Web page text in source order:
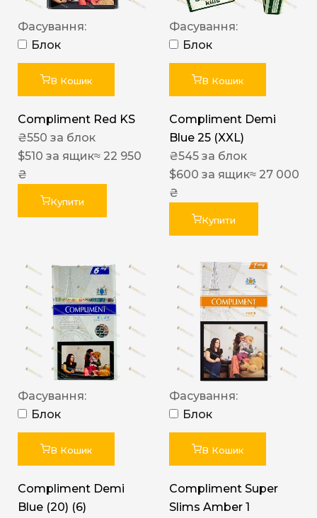
Фасування:
Блок
В Кошик
Compliment Red KS
₴550 за блок
$510 за ящик≈ 22 950
₴
Купити
Фасування:
Блок
В Кошик
Compliment Demi
Blue 25 (XXL)
₴545 за блок
$600 за ящик≈ 27 000
₴
Купити
Фасування:
Блок
В Кошик
Compliment Demi
Blue (20) (6)
Фасування:
Блок
В Кошик
Compliment Super
Slims Amber 1